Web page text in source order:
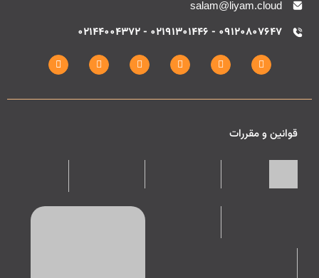
salam@liyam.cloud
09120807647 - 02191301446 - 02144004372
قوانین و مقررات